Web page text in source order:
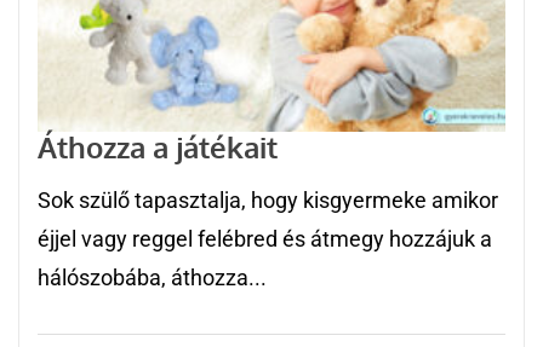
Áthozza a játékait
Sok szülő tapasztalja, hogy kisgyermeke amikor
éjjel vagy reggel felébred és átmegy hozzájuk a
hálószobába, áthozza...